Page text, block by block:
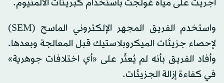
أُجريت على مياه عُولجت باستخدام كبريتات الألمنيوم.
واستخدم الفريق المجهر الإلكتروني الماسح (SEM)
لإحصاء جزيئات الميكروبلاستيك قبل المعالجة وبعدها.
وأفاد الفريق بأنه لم يُعثَر على «أي اختلافات جوهرية»
في كفاءة إزالة الجزيئات.